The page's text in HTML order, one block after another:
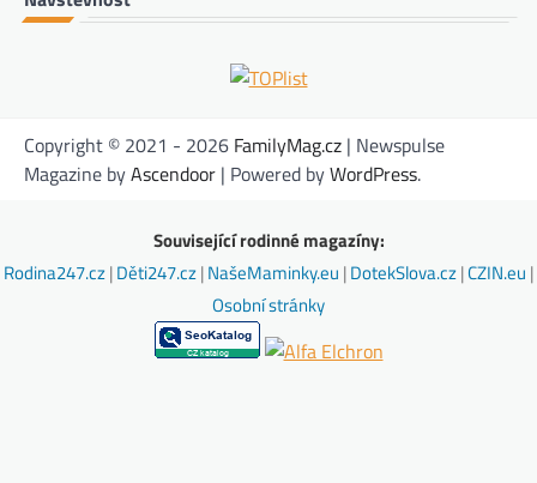
Copyright © 2021 - 2026 FamilyMag.cz | Newspulse
Magazine byAscendoor | Powered byWordPress.
Související rodinné magazíny:
Rodina247.cz|Děti247.cz|NašeMaminky.eu |DotekSlova.cz|CZIN.eu |
Osobní stránky